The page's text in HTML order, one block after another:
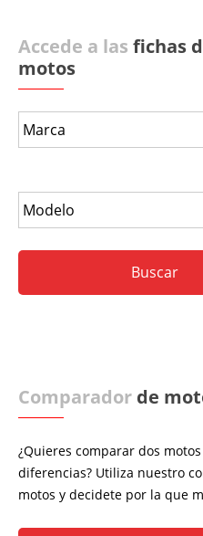
Accede a las fichas
motos
Comparador de
¿Quieres comparar dos
diferencias? Utiliza nuestro
motos y decidete por la que